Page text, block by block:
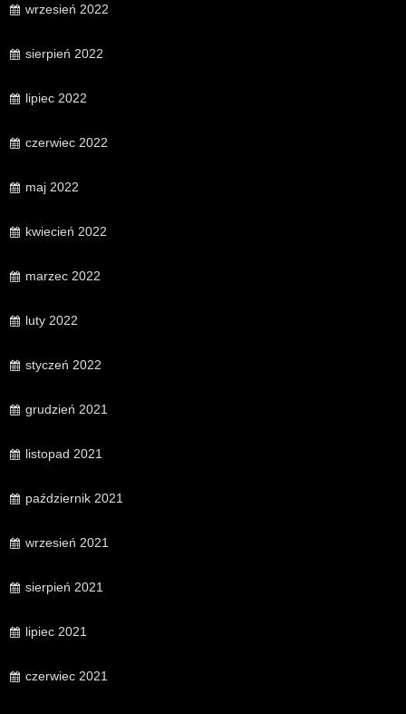
wrzesień 2022
sierpień 2022
lipiec 2022
czerwiec 2022
maj 2022
kwiecień 2022
marzec 2022
luty 2022
styczeń 2022
grudzień 2021
listopad 2021
październik 2021
wrzesień 2021
sierpień 2021
lipiec 2021
czerwiec 2021